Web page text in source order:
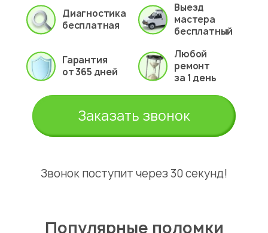
Диагностика
бесплатная
Выезд
мастера
бесплатный
Гарантия
от 365 дней
Любой
ремонт
за 1 день
Заказать звонок
Звонок поступит через 30 секунд!
Популярные поломки